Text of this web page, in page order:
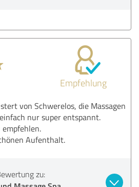
Empfehlung
von Schwerelos, die Massagen
nur super entspannt.
Aufenthalt.
zu: